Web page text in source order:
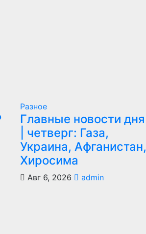
Разное
Главные новости дня
| четверг: Газа,
Украина, Афганистан,
Хиросима
Авг 6, 2026 admin